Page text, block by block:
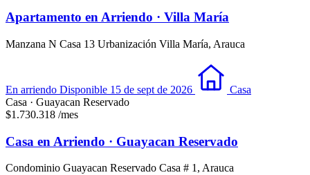
Apartamento en Arriendo · Villa María
Manzana N Casa 13 Urbanización Villa María, Arauca
En arriendo Disponible 15 de sept de 2026
Casa
Casa · Guayacan Reservado
$1.730.318 /mes
Casa en Arriendo · Guayacan Reservado
Condominio Guayacan Reservado Casa # 1, Arauca